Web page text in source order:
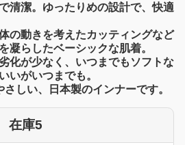
清潔。ゆったりめの設計で、快適
の動きを考えたカッティングなど
凝らしたベーシックな肌着。
化が少なく、いつまでもソフトな
いがいつまでも。
しい、日本製のインナーです。
庫5